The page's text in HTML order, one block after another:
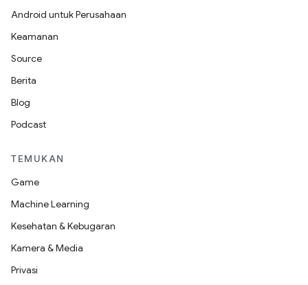
Android untuk Perusahaan
Keamanan
Source
Berita
Blog
Podcast
TEMUKAN
Game
Machine Learning
Kesehatan & Kebugaran
Kamera & Media
Privasi